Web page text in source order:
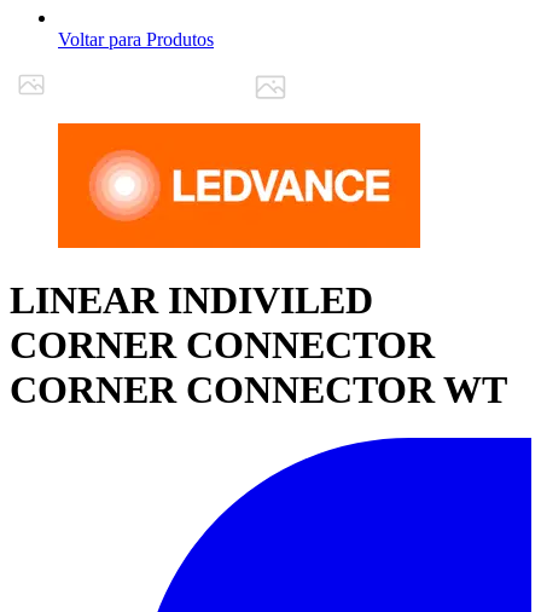
Voltar para Produtos
LINEAR INDIVILED
CORNER CONNECTOR
CORNER CONNECTOR WT